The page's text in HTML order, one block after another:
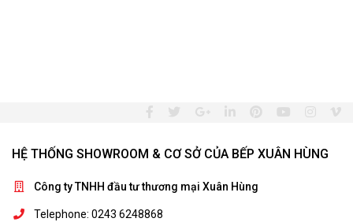
HỆ THỐNG SHOWROOM & CƠ SỞ CỦA BẾP XUÂN HÙNG
Công ty TNHH đầu tư thương mại Xuân Hùng
Telephone: 0243 6248868